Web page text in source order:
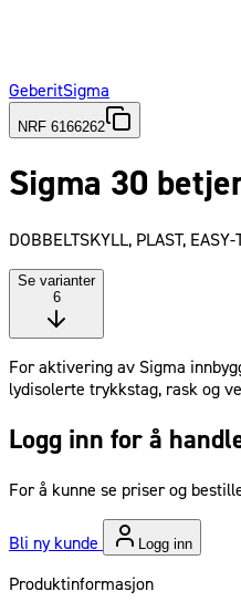
GeberitSigma
NRF 6166262
Sigma 30
DOBBELTSKYLL, PLAST, EASY-
Se varianter
6
For aktivering av Sigma
lydisolerte trykkstag, rask og
Logg inn for å
For å kunne se priser og
Bli ny kunde Logg inn
Produktinformasjon